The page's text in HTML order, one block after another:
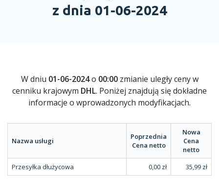
z dnia 01-06-2024
W dniu 01-06-2024o 00:00zmianie uległy ceny w
cenniku krajowym DHL. Poniżej znajdują się dokładne
informacje o wprowadzonych modyfikacjach.
Nazwa usługi
Poprzednia
Cena netto
Nowa
Cena
netto
Przesyłka dłużycowa
0,00 zł 35,99 zł